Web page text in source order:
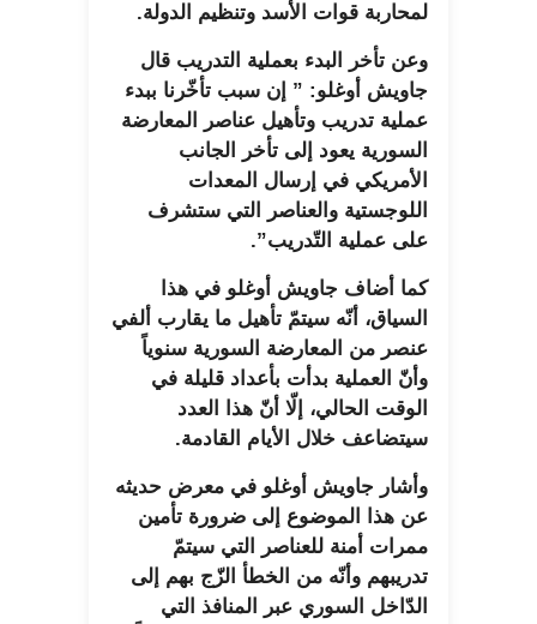
لمحاربة قوات الأسد وتنظيم الدولة.
وعن تأخر البدء بعملية التدريب قال
جاويش أوغلو: ” إن سبب تأخّرنا ببدء
عملية تدريب وتأهيل عناصر المعارضة
السورية يعود إلى تأخر الجانب
الأمريكي في إرسال المعدات
اللوجستية والعناصر التي ستشرف
على عملية التّدريب”.
كما أضاف جاويش أوغلو في هذا
السياق، أنّه سيتمّ تأهيل ما يقارب ألفي
عنصر من المعارضة السورية سنوياً
وأنّ العملية بدأت بأعداد قليلة في
الوقت الحالي، إلّا أنّ هذا العدد
سيتضاعف خلال الأيام القادمة.
وأشار جاويش أوغلو في معرض حديثه
عن هذا الموضوع إلى ضرورة تأمين
ممرات أمنة للعناصر التي سيتمّ
تدريبهم وأنّه من الخطأ الزّج بهم إلى
الدّاخل السوري عبر المنافذ التي